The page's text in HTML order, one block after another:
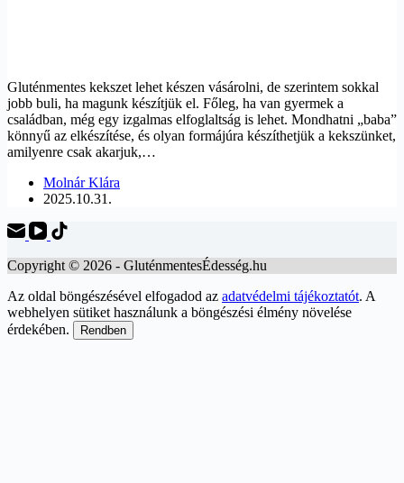
Gluténmentes kekszet lehet készen vásárolni, de szerintem sokkal
jobb buli, ha magunk készítjük el. Főleg, ha van gyermek a
családban, még egy izgalmas elfoglaltság is lehet. Mondhatni „baba”
könnyű az elkészítése, és olyan formájúra készíthetjük a kekszünket,
amilyenre csak akarjuk,…
Molnár Klára
2025.10.31.
Copyright © 2026 - GluténmentesÉdesség.hu
Az oldal böngészésével elfogadod az adatvédelmi tájékoztatót. A
webhelyen sütiket használunk a böngészési élmény növelése
érdekében.
Rendben